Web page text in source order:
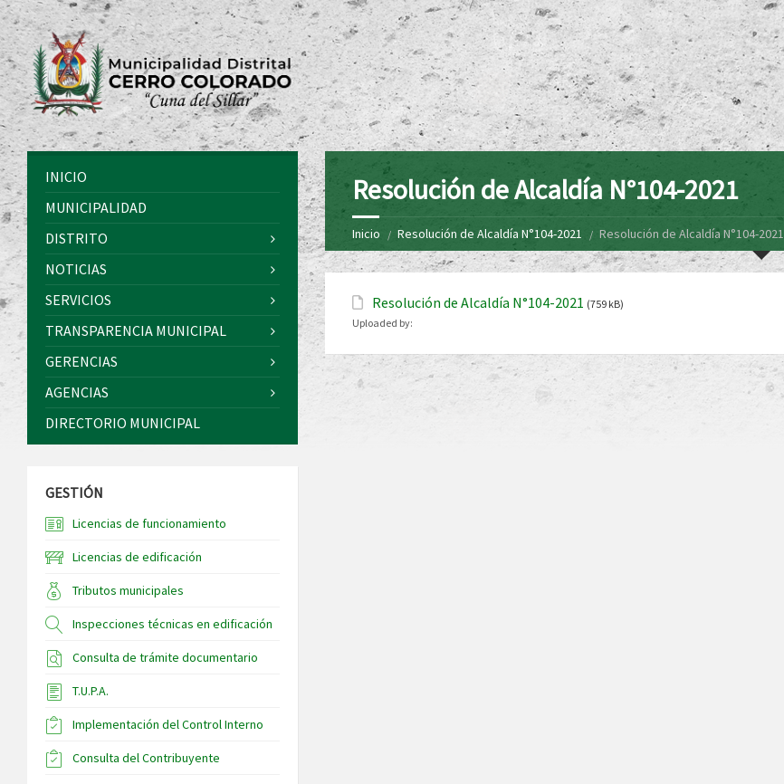
Resolución de Alcaldía N°104-2021
Inicio Resolución de Alcaldía N°104-2021 Resolución de Alcaldía N°104-2021
Resolución de Alcaldía N°104-2021 (759 kB)
Uploaded by:
INICIO
MUNICIPALIDAD
DISTRITO
NOTICIAS
SERVICIOS
TRANSPARENCIA MUNICIPAL
GERENCIAS
AGENCIAS
DIRECTORIO MUNICIPAL
GESTIÓN
Licencias de funcionamiento
Licencias de edificación
Tributos municipales
Inspecciones técnicas en edificación
Consulta de trámite documentario
T.U.P.A.
Implementación del Control Interno
Consulta del Contribuyente